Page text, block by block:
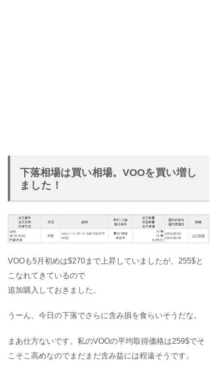
下落相場は買い相場。VOOを買い増し
ました！
VOOも5月初めは$270まで上昇していましたが、255$と
こなれてきているので
追加購入しておきました。
うーん、今日の下落でさらに含み損を食らいそうだな。
まあ仕方ないです。私のVOOの平均取得価格は259$でそ
こそこ高めなのでまだまだ含み益には程遠そうです。